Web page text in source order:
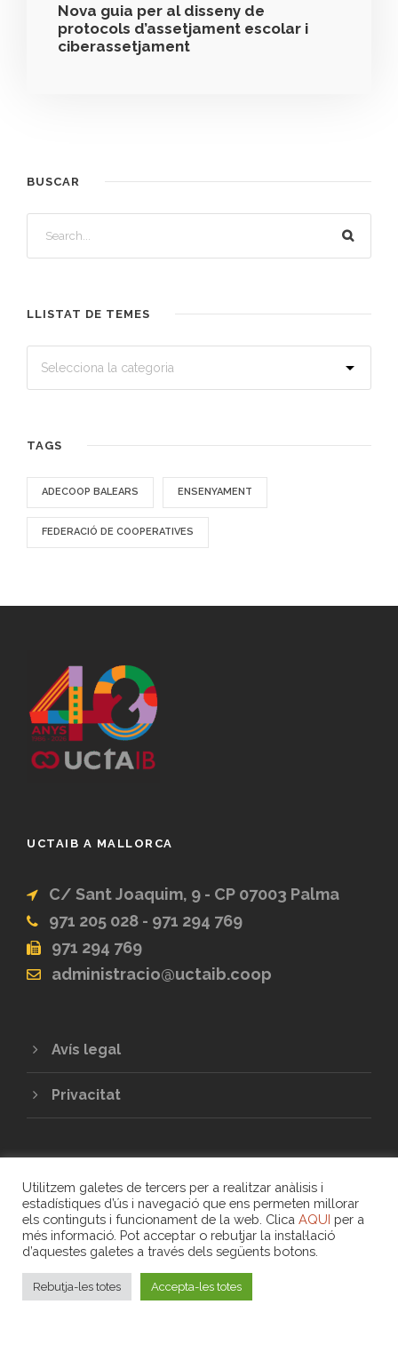
Nova guia per al disseny de
protocols d’assetjament escolar i
ciberassetjament
BUSCAR
LLISTAT DE TEMES
TAGS
ADECOOP BALEARS ENSENYAMENT
FEDERACIÓ DE COOPERATIVES
UCTAIB A MALLORCA
C/ Sant Joaquim, 9 - CP 07003 Palma
971 205 028 - 971 294 769
971 294 769
administracio@uctaib.coop
Avís legal
Privacitat
COPYRIGHT 2020 - UNIÓ DE COOPERATIVES
DE TREBALL ASSOCIAT DE LES ILLES
BALEARS
Utilitzem galetes de tercers per a realitzar anàlisis i
estadístiques d’ús i navegació que ens permeten millorar
els continguts i funcionament de la web. Clica AQUI per a
més informació. Pot acceptar o rebutjar la instal·lació
d’aquestes galetes a través dels següents botons.
Rebutja-les totes Accepta-les totes